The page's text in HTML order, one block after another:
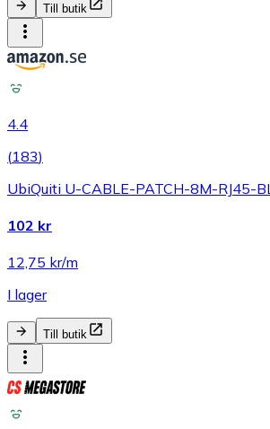
Till butik
4.4
(183)
UbiQuiti U-CABLE-PATCH-8M-RJ45-BL
102 kr
12,75 kr/m
I lager
Till butik